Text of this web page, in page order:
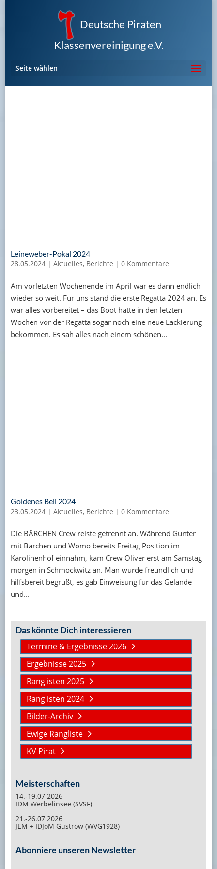
Deutsche Piraten
Klassenvereinigung e.V.
Seite wählen
Leineweber-Pokal 2024
28.05.2024| Aktuelles, Berichte | 0 Kommentare
Am vorletzten Wochenende im April war es dann endlich
wieder so weit. Für uns stand die erste Regatta 2024 an. Es
war alles vorbereitet – das Boot hatte in den letzten
Wochen vor der Regatta sogar noch eine neue Lackierung
bekommen. Es sah alles nach einem schönen...
Goldenes Beil 2024
23.05.2024| Aktuelles, Berichte | 0 Kommentare
Die BÄRCHEN Crew reiste getrennt an. Während Gunter
mit Bärchen und Womo bereits Freitag Position im
Karolinenhof einnahm, kam Crew Oliver erst am Samstag
morgen in Schmöckwitz an. Man wurde freundlich und
hilfsbereit begrüßt, es gab Einweisung für das Gelände
und...
Das könnte Dich interessieren
Termine & Ergebnisse 2026
Ergebnisse 2025
Ranglisten 2025
Ranglisten 2024
Bilder-Archiv
Ewige Rangliste
KV Pirat
Meisterschaften
14.-19.07.2026
IDM Werbelinsee (SVSF)
21.-26.07.2026
JEM + IDJoM Güstrow (WVG1928)
Abonniere unseren Newsletter